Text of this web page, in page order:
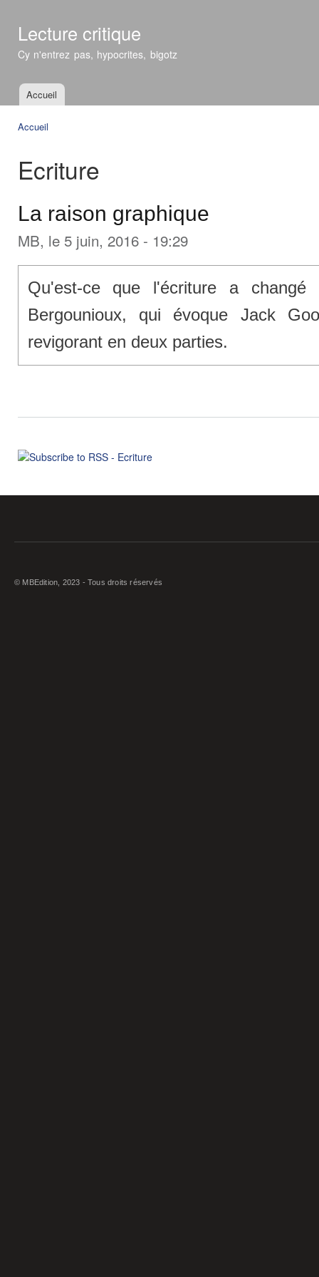
Lecture critique
Cy n'entrez pas, hypocrites, bigotz
Menu principal
Accueil
Accueil
Ecriture
La raison graphique
MB, le 5 juin, 2016 - 19:29
Qu'est-ce que l'écriture a
Bergounioux, qui évoque Jack
revigorant en deux parties.
© MBEdition, 2023 - Tous droits réservés